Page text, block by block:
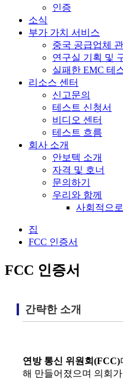
인증
소식
부가 가치 서비스
중국 공급업체 관
연구실 기획 및
실패한 EMC 테
리소스 센터
신고문의
테스트 신청서
비디오 센터
테스트 흐름
회사 소개
안보텍 소개
자격 및 호너
문의하기
우리와 함께
사회적으
집
FCC 인증서
FCC 인증서
간략한 소개
연방 통신 위원회(FCC)
해 만들어졌으며 의회